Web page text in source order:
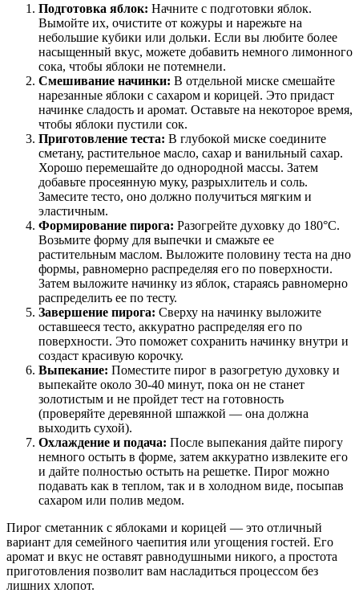
Подготовка яблок: Начните с подготовки яблок.
Вымойте их, очистите от кожуры и нарежьте на
небольшие кубики или дольки. Если вы любите более
насыщенный вкус, можете добавить немного лимонного
сока, чтобы яблоки не потемнели.
Смешивание начинки: В отдельной миске смешайте
нарезанные яблоки с сахаром и корицей. Это придаст
начинке сладость и аромат. Оставьте на некоторое время,
чтобы яблоки пустили сок.
Приготовление теста: В глубокой миске соедините
сметану, растительное масло, сахар и ванильный сахар.
Хорошо перемешайте до однородной массы. Затем
добавьте просеянную муку, разрыхлитель и соль.
Замесите тесто, оно должно получиться мягким и
эластичным.
Формирование пирога: Разогрейте духовку до 180°C.
Возьмите форму для выпечки и смажьте ее
растительным маслом. Выложите половину теста на дно
формы, равномерно распределяя его по поверхности.
Затем выложите начинку из яблок, стараясь равномерно
распределить ее по тесту.
Завершение пирога: Сверху на начинку выложите
оставшееся тесто, аккуратно распределяя его по
поверхности. Это поможет сохранить начинку внутри и
создаст красивую корочку.
Выпекание: Поместите пирог в разогретую духовку и
выпекайте около 30-40 минут, пока он не станет
золотистым и не пройдет тест на готовность
(проверяйте деревянной шпажкой — она должна
выходить сухой).
Охлаждение и подача: После выпекания дайте пирогу
немного остыть в форме, затем аккуратно извлеките его
и дайте полностью остыть на решетке. Пирог можно
подавать как в теплом, так и в холодном виде, посыпав
сахаром или полив медом.
Пирог сметанник с яблоками и корицей — это отличный
вариант для семейного чаепития или угощения гостей. Его
аромат и вкус не оставят равнодушными никого, а простота
приготовления позволит вам насладиться процессом без
лишних хлопот.